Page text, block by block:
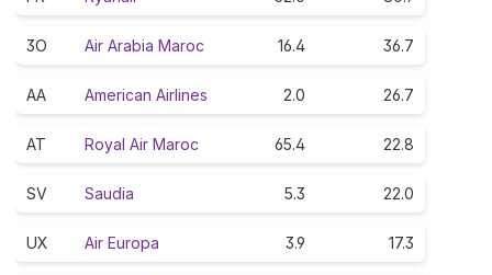
3O Air Arabia Maroc 16.4 36.7
AA American Airlines 2.0 26.7
AT Royal Air Maroc 65.4 22.8
SV Saudia 5.3 22.0
UX Air Europa 3.9 17.3